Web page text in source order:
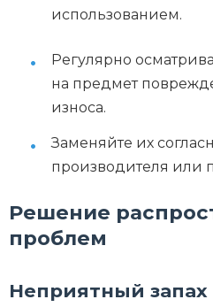
использованием.
Регулярно
на предмет
износа.
Заменяйте их
производителя или
Решение
проблем
Неприятный запах